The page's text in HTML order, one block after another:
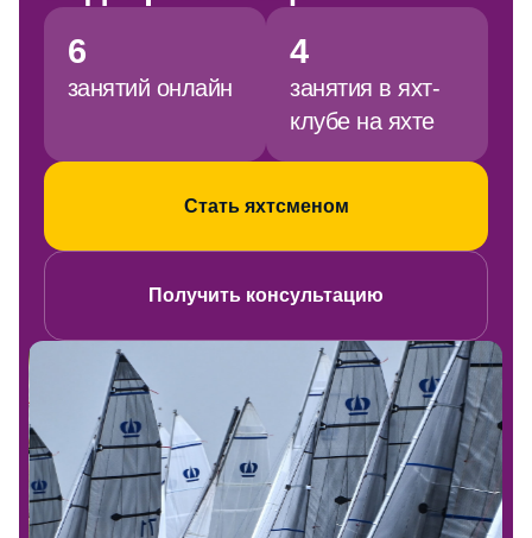
6
занятий онлайн
4
занятия в яхт-
клубе на яхте
Стать яхтсменом